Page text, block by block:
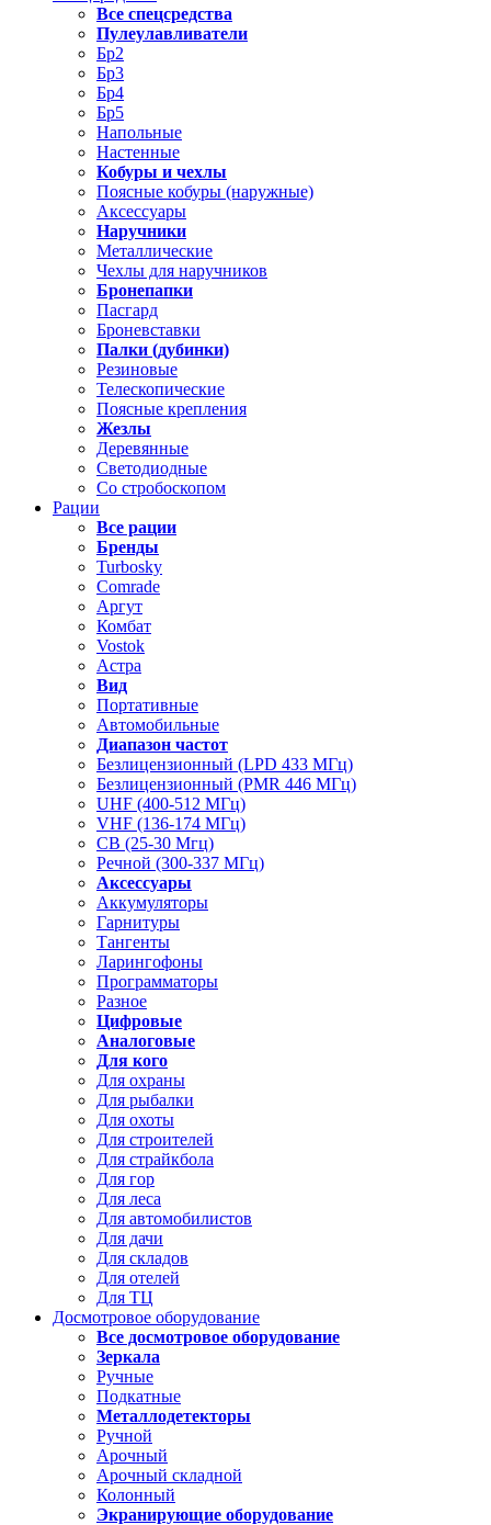
Все спецсредства
Пулеулавливатели
Бр2
Бр3
Бр4
Бр5
Напольные
Настенные
Кобуры и чехлы
Поясные кобуры (наружные)
Аксессуары
Наручники
Металлические
Чехлы для наручников
Бронепапки
Пасгард
Броневставки
Палки (дубинки)
Резиновые
Телескопические
Поясные крепления
Жезлы
Деревянные
Светодиодные
Со стробоскопом
Рации
Все рации
Бренды
Turbosky
Comrade
Аргут
Комбат
Vostok
Астра
Вид
Портативные
Автомобильные
Диапазон частот
Безлицензионный (LPD 433 МГц)
Безлицензионный (PMR 446 МГц)
UHF (400-512 МГц)
VHF (136-174 МГц)
CB (25-30 Мгц)
Речной (300-337 МГц)
Аксессуары
Аккумуляторы
Гарнитуры
Тангенты
Ларингофоны
Программаторы
Разное
Цифровые
Аналоговые
Для кого
Для охраны
Для рыбалки
Для охоты
Для строителей
Для страйкбола
Для гор
Для леса
Для автомобилистов
Для дачи
Для складов
Для отелей
Для ТЦ
Досмотровое оборудование
Все досмотровое оборудование
Зеркала
Ручные
Подкатные
Металлодетекторы
Ручной
Арочный
Арочный складной
Колонный
Экранирующие оборудование